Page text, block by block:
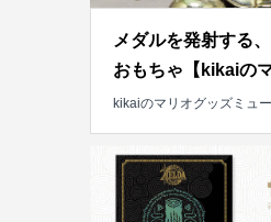
メダルを発射する
おもちゃ【kikaiの
kikaiのマリオグッズミュ